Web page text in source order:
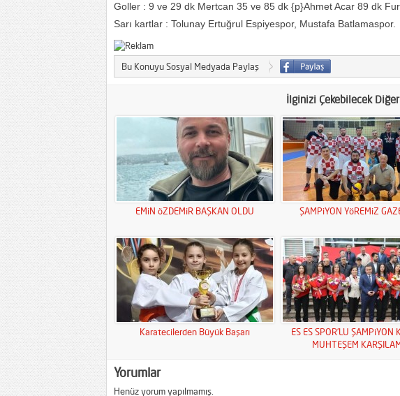
Goller : 9 ve 29 dk Mertcan 35 ve 85 dk {p}Ahmet Acar 89 dk
Sarı kartlar : Tolunay Ertuğrul Espiyespor, Mustafa Batlamaspor.
Bu Konuyu Sosyal Medyada Paylaş
İlginizi Çekebilecek
EMiN öZDEMiR BAŞKAN OLDU ŞAMPiYON YöREMiZ
Karatecilerden Büyük Başarı
ES ES SPOR’LU ŞAMPiYON
MUHTEŞEM
Yorumlar
Henüz yorum yapılmamış.